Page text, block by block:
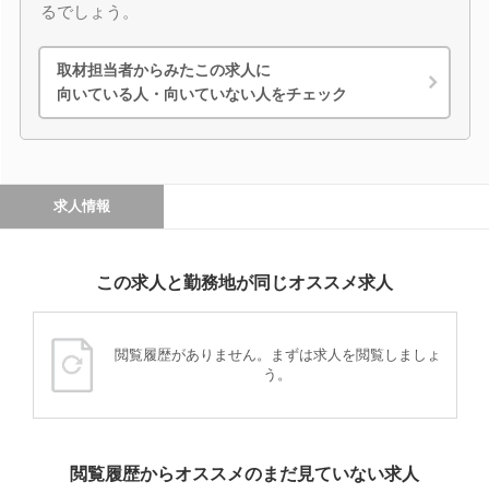
るでしょう。
取材担当者からみたこの求人に
向いている人・向いていない人をチェック
求人情報
この求人と勤務地が同じオススメ求人
閲覧履歴がありません。まずは求人を閲覧しましょ
う。
閲覧履歴からオススメのまだ見ていない求人